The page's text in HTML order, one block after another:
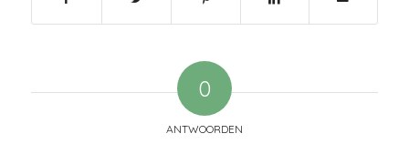
0
ANTWOORDEN